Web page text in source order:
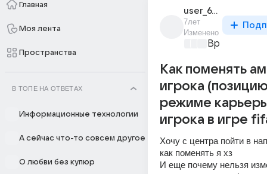
Главная
Моя лента
Пространства
В ТОПЕ НА ОТВЕТАХ
Информационные технологии
А сейчас что-то совсем другое
О любви без купюр
user_67477730
7лет
Изменено
Время игр
Как поменять
игрока
режиме
игрока в игре
Хочу с центра пойти в
как поменять я хз
И еще почему нельзя